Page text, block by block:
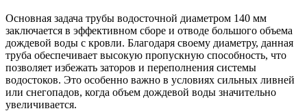
Основная задача трубы водосточной диаметром 140 мм
заключается в эффективном сборе и отводе большого объема
дождевой воды с кровли. Благодаря своему диаметру, данная
труба обеспечивает высокую пропускную способность, что
позволяет избежать заторов и переполнения системы
водостоков. Это особенно важно в условиях сильных ливней
или снегопадов, когда объем дождевой воды значительно
увеличивается.